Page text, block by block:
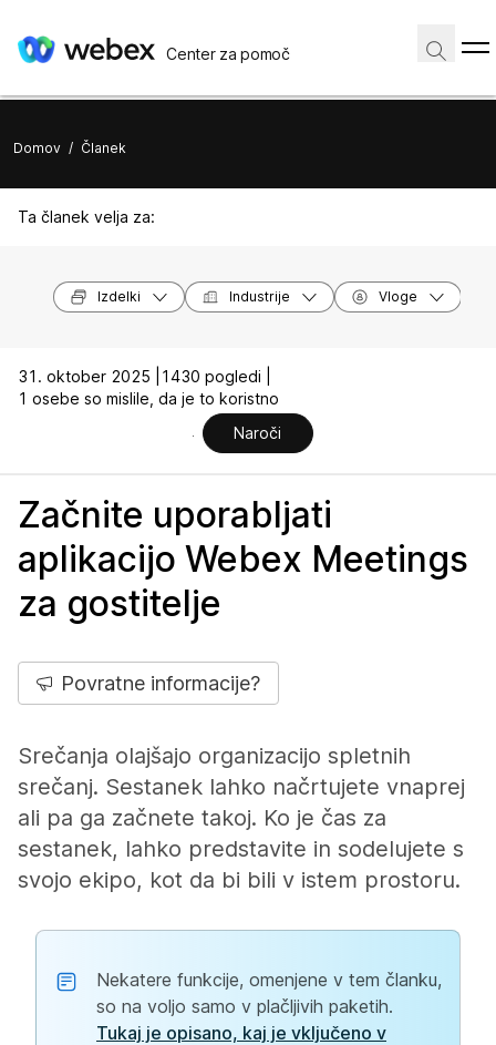
Center za pomoč
Domov / Članek
Ta članek velja za:
Izdelki Industrije Vloge
31. oktober 2025 |
1430 pogledi |
1 osebe so mislile, da je to koristno
Naroči
Začnite uporabljati
aplikacijo Webex Meetings
za gostitelje
Povratne informacije?
Srečanja olajšajo organizacijo spletnih
srečanj. Sestanek lahko načrtujete vnaprej
ali pa ga začnete takoj. Ko je čas za
sestanek, lahko predstavite in sodelujete s
svojo ekipo, kot da bi bili v istem prostoru.
Nekatere funkcije, omenjene v tem članku,
so na voljo samo v plačljivih paketih.
Tukaj je opisano, kaj je vključeno v